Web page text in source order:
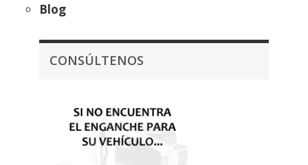
Blog
CONSÚLTENOS